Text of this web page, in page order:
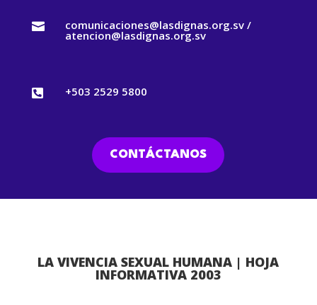
 comunicaciones@lasdignas.org.sv /
atencion@lasdignas.org.sv
 +503 2529 5800
CONTÁCTANOS
LA VIVENCIA SEXUAL HUMANA | HOJA
INFORMATIVA 2003